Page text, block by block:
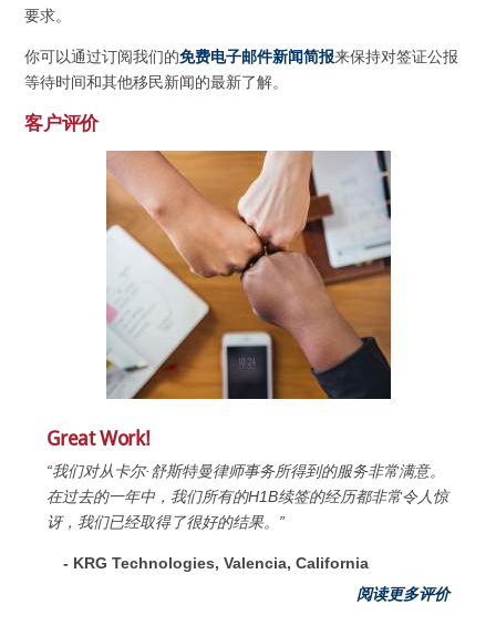
要求。
你可以通过订阅我们的免费电子邮件新闻简报来保持对签证公报
等待时间和其他移民新闻的最新了解。
客户评价
Great Work!
“我们对从卡尔·舒斯特曼律师事务所得到的服务非常满意。
在过去的一年中，我们所有的H1B续签的经历都非常令人惊
讶，我们已经取得了很好的结果。”
- KRG Technologies, Valencia, California
阅读更多评价